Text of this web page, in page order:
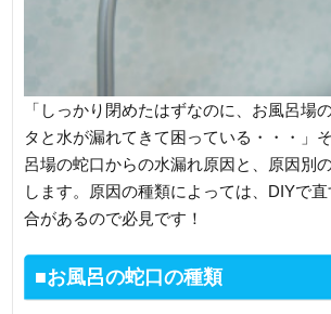
「しっかり閉めたはずなのに、お風呂場
タと水が漏れてきて困っている・・・」
呂場の蛇口からの水漏れ原因と、原因別
します。原因の種類によっては、DIYで
合があるので必見です！
■お風呂の蛇口の種類